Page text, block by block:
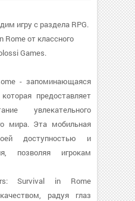
игру с раздела RPG.
Rome от классного
Games.
- запоминающаяся
предоставляет
увлекательного
мира. Эта мобильная
доступностью и
позволяя игрокам
Survival in Rome
радуя глаз